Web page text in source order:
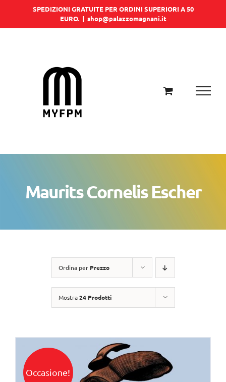
SPEDIZIONI GRATUITE PER ORDINI SUPERIORI A 50
EURO. | shop@palazzomagnani.it
Maurits Cornelis Escher
Ordina per Prezzo
Mostra24 Prodotti
Occasione!